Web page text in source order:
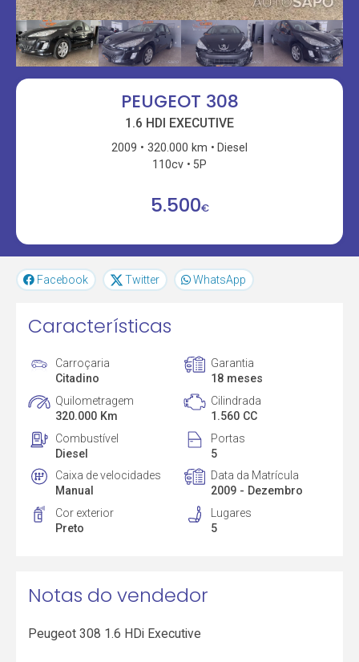
PEUGEOT 308
1.6 HDI EXECUTIVE
2009 320.000 km
Diesel
110cv
5P
5.500€
Facebook Twitter WhatsApp
Características
Carroçaria
Citadino
Garantia
18 meses
Quilometragem
320.000 Km
Cilindrada
1.560 CC
Combustível
Diesel
Portas
5
Caixa de velocidades
Manual
Data da Matrícula
2009 - Dezembro
Cor exterior
Preto
Lugares
5
Notas do vendedor
Peugeot 308 1.6 HDi Executive